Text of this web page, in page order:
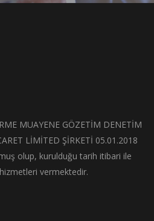
MUAYENE GÖZETİM DENETİM
LİMİTED ŞİRKETİ 05.01.2018
olup, kurulduğu tarih itibari ile
vermektedir.